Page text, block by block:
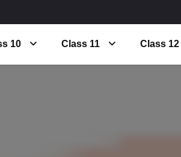
10 Class 11 Class 12